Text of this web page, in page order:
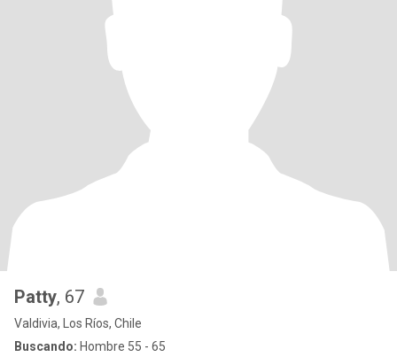
Patty, 67
Valdivia, Los Ríos, Chile
Buscando: Hombre 55 - 65